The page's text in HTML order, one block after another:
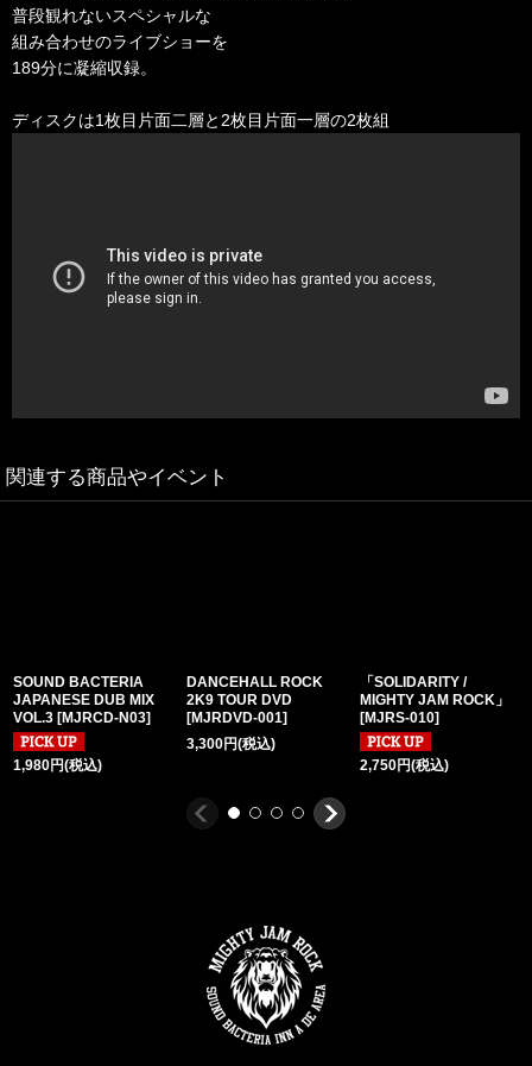
普段観れないスペシャルな
組み合わせのライブショーを
189分に凝縮収録。
ディスクは1枚目片面二層と2枚目片面一層の2枚組
関連する商品やイベント
SOUND BACTERIA
JAPANESE DUB MIX
VOL.3 [MJRCD-N03]
1,980円(税込)
DANCEHALL ROCK
2K9 TOUR DVD
[MJRDVD-001]
3,300円(税込)
「SOLIDARITY /
MIGHTY JAM ROCK」
[MJRS-010]
2,750円(税込)